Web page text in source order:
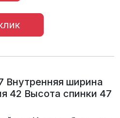
Внутренняя ширина
42 Высота спинки 47